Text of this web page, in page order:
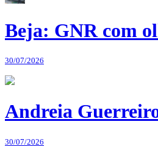
Beja: GNR com
30/07/2026
Andreia
30/07/2026